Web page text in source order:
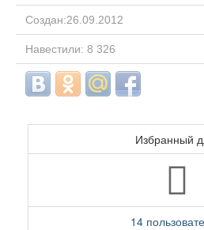
Создан:26.09.2012
Навестили: 8 326
Избранный
14